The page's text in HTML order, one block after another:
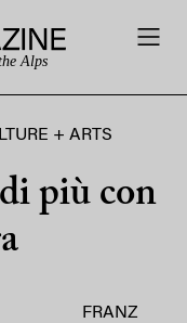
Alps
+ ARTS
più con
FRANZ